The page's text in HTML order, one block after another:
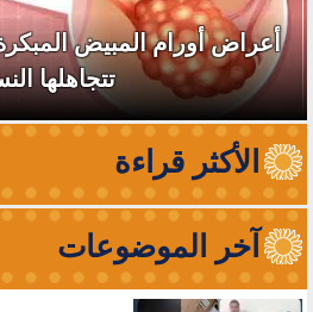
أعراض أورام المبيض
تتجاهلها
الأكثر قراءة
آخر الموضوعات